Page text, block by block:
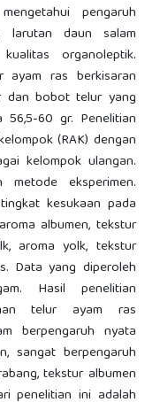
pengaruh
larutan daun salam
organoleptik.
ayam ras berkisaran
dan bobot telur yang
60 gr. Penelitian
(RAK) dengan
kelompok ulangan.
eksperimen.
kesukaan pada
albumen, tekstur
aroma yolk, tekstur
Data yang diperoleh
Hasil penelitian
telur ayam ras
berpengaruh nyata
sangat berpengaruh
tekstur albumen
penelitian ini adalah